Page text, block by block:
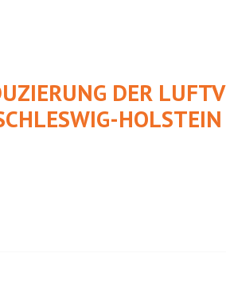
DER
HOLSTEIN